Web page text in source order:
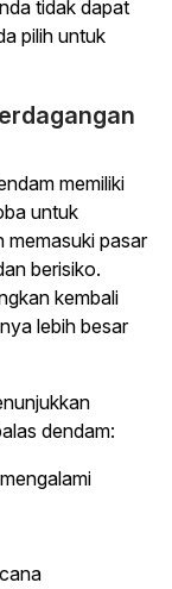
tidak dapat
pilih untuk
memiliki
untuk
memasuki pasar
berisiko.
kembali
lebih besar
dendam: